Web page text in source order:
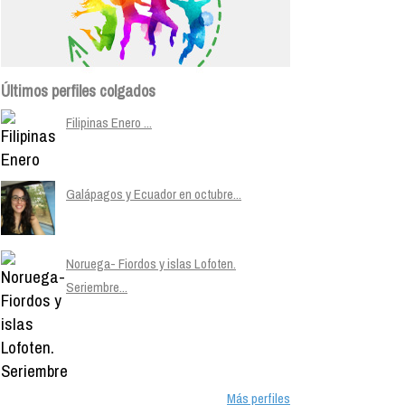
Últimos perfiles colgados
Filipinas Enero ...
Galápagos y Ecuador en octubre...
Noruega- Fiordos y islas Lofoten.
Seriembre...
Más perfiles